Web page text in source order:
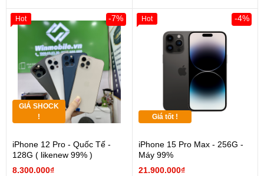
GIÁ SHOCK
!
iPhone 12 Pro - Quốc Tế -
128G ( likenew 99% )
8.300.000₫
-7%
Hot
Giá tốt !
iPhone 15 Pro Max - 256G -
Máy 99%
21.900.000₫
-4%
Hot